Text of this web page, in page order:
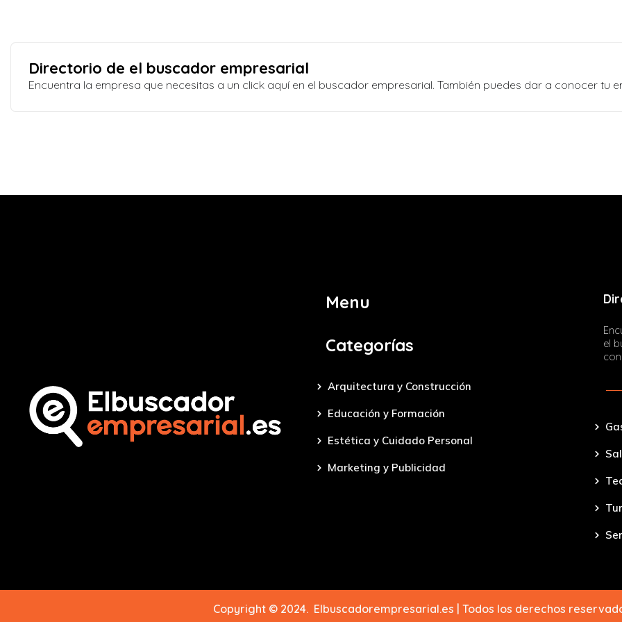
Directorio de el buscador empresarial
Encuentra la empresa que necesitas a un click aquí en el buscador empresarial. También puedes dar a conocer tu
Menu
Categorías
Arquitectura y Construcción
Educación y Formación
Estética y Cuidado Personal
Marketing y Publicidad
el
Copyright © 2024. Elbuscadorempresarial.es | Todos los derechos